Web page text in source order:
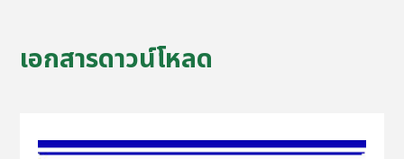
เอกสารดาวน์โหลด